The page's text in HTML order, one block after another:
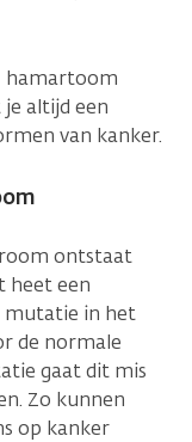
hamartoom
altijd een
van kanker.
ontstaat
heet een
mutatie in het
de normale
gaat dit mis
Zo kunnen
op kanker